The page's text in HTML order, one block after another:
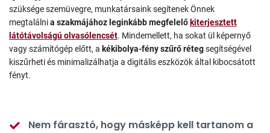
szüksége szemüvegre, munkatársaink segítenek Önnek
megtalálnia szakmájához leginkább megfelelő kiterjesztett
látótávolságú olvasólencsét. Mindemellett, ha sokat ül képernyő
vagy számítógép előtt, a kékibolya-fény szűrő rétegsegítségével
kiszűrheti és minimalizálhatja a digitális eszközök által kibocsátott
fényt.
Nem fárasztó, hogy másképp kell tartanom a